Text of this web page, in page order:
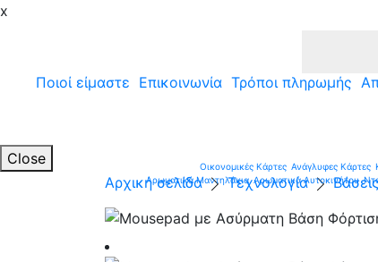
Ποιοί είμαστε Επικοινωνία Τρόποι πληρωμής
Οικονομικές Κάρτες Ανάγλυφες Κάρτες
Αρωματικά Μαντηλάκια Αρωματικά Αυτοκινήτου
x
Close
Αρχική σελίδα
Τεχνολογία